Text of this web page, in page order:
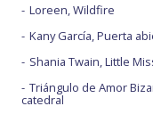
Loreen, Wildfire
Kany García, Puerta
Shania Twain, Little
Triángulo de Amor
catedral